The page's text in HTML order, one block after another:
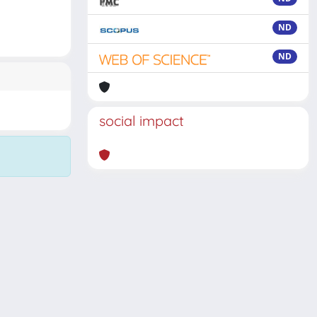
ND
ND
social impact